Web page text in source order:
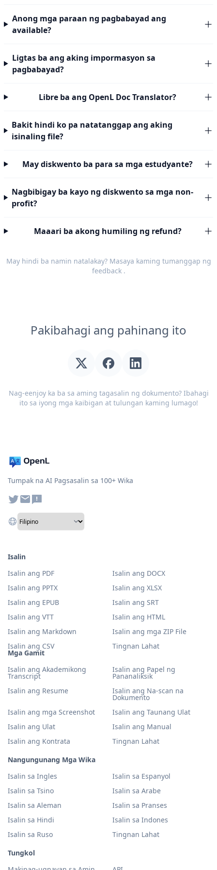
Anong mga paraan ng pagbabayad ang
available?
Ligtas ba ang aking impormasyon sa
pagbabayad?
Libre ba ang OpenL Doc Translator?
Bakit hindi ko pa natatanggap ang aking
isinaling file?
May diskwento ba para sa mga estudyante?
Nagbibigay ba kayo ng diskwento sa mga non-
profit?
Maaari ba akong humiling ng refund?
May hindi ba namin natalakay? Masaya kaming tumanggap ng
feedback.
Pakibahagi ang pahinang ito
Nag-eenjoy ka ba sa aming tagasalin ng dokumento? Ibahagi
ito sa iyong mga kaibigan at tulungan kaming lumago!
Tumpak na AI Pagsasalin sa 100+ Wika
Mga Gamit
Isalin ang Akademikong
Transcript
Isalin ang Papel ng
Pananaliksik
Isalin ang Resume
Isalin ang Na-scan na
Dokumento
Isalin ang mga Screenshot
Isalin ang Taunang Ulat
Isalin ang Ulat
Isalin ang Manual
Isalin ang Kontrata
Tingnan Lahat
Nangungunang Mga Wika
Isalin sa Ingles
Isalin sa Espanyol
Isalin sa Tsino
Isalin sa Arabe
Isalin sa Aleman
Isalin sa Pranses
Isalin sa Hindi
Isalin sa Indones
Isalin sa Ruso
Tingnan Lahat
Isalin
Isalin ang PDF
Isalin ang DOCX
Isalin ang PPTX
Isalin ang XLSX
Isalin ang EPUB
Isalin ang SRT
Isalin ang VTT
Isalin ang HTML
Isalin ang Markdown
Isalin ang mga ZIP File
Isalin ang CSV
Tingnan Lahat
Tungkol